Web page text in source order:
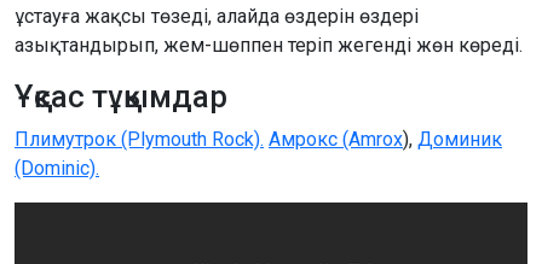
ұстауға жақсы төзеді, алайда өздерін өздері
азықтандырып, жем-шөппен теріп жегенді жөн көреді.
Ұқсас тұқымдар
Плимутрок (Plymouth Rock). Амрокс (Amrox), Доминик
(Dominic).